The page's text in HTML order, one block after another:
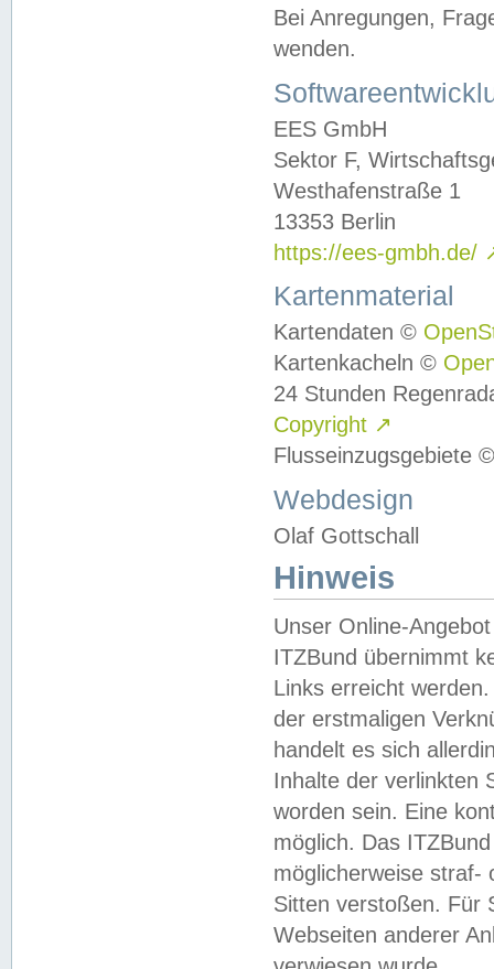
Bei Anregungen,
wenden.
EES GmbH
Sektor F,
Westhafenstraße 1
13353 Berlin
https://ees-gmbh.de/
Kartenmaterial
Kartendaten ©
Kartenkacheln ©
24 Stunden
Copyright ↗
Flusseinzugsgebiete
Webdesign
Olaf Gottschall
Hinweis
Unser Online-
ITZBund übernimmt
Links erreicht
der erstmaligen
handelt es sich
Inhalte der verlinkten
worden sein. Eine
möglich. Das
möglicherweise straf-
Sitten verstoßen. Für
Webseiten anderer